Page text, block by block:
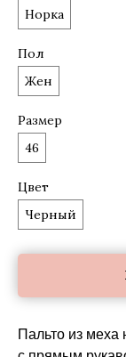
Норка
Пол
Жен
Размер
46
Цвет
Черный
Пальто из меха